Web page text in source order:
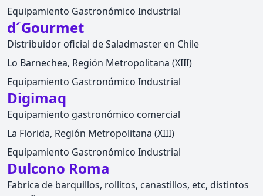
Equipamiento Gastronómico Industrial
d´Gourmet
Distribuidor oficial de Saladmaster en Chile
Lo Barnechea, Región Metropolitana (XIII)
Equipamiento Gastronómico Industrial
Digimaq
Equipamiento gastronómico comercial
La Florida, Región Metropolitana (XIII)
Equipamiento Gastronómico Industrial
Dulcono Roma
Fabrica de barquillos, rollitos, canastillos, etc, distintos